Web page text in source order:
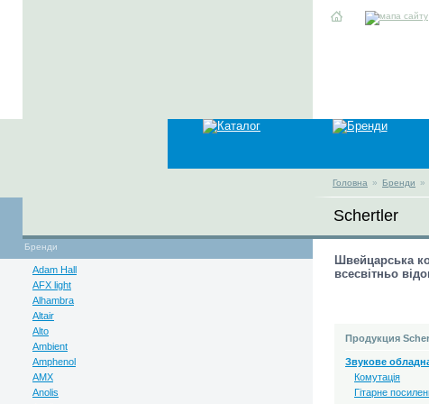
Головна » Бренди »
Schertler
Бренди
Adam Hall
AFX light
Alhambra
Altair
Alto
Ambient
Amphenol
AMX
Anolis
Швейцарська
всесвітньо
Продукция
Звукове
Комутація
Гітарне